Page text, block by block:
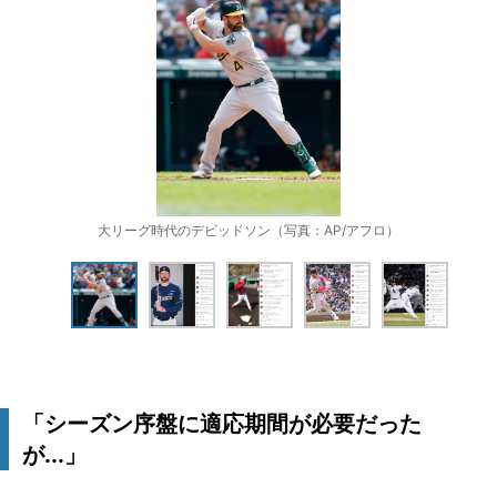
大リーグ時代のデビッドソン（写真：AP/アフロ）
「シーズン序盤に適応期間が必要だった
が...」